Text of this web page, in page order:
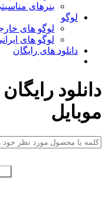
بنرهای
لوگو
لوگو های
لوگو های
دانلود های رایگان
دانلود
موبایل